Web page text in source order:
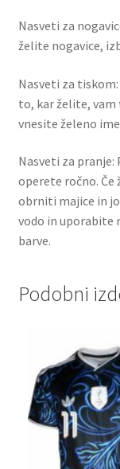
Nasveti za
želite nogavice,
Nasveti za
to, kar želite, vam
vnesite želeno
Nasveti za
operete ročno.
obrniti majice in
vodo in uporabite
barve.
Podobni